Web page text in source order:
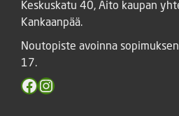
Keskuskatu 40, Aito kaupan
Kankaanpää.
Noutopiste avoinna
17.
Facebook
Instagram